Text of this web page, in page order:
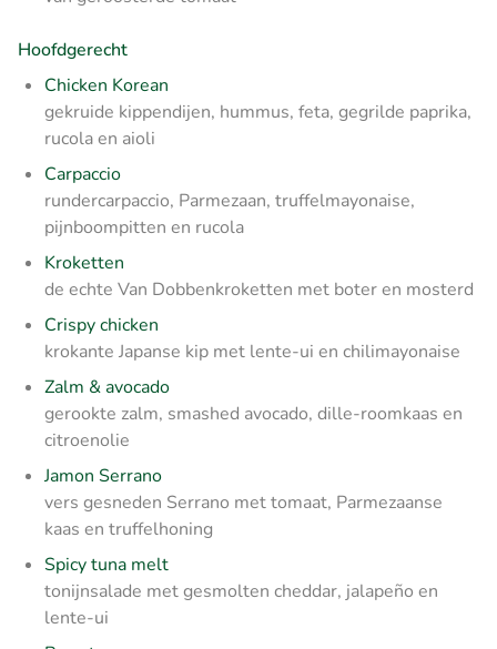
Hoofdgerecht
Chicken Korean
gekruide kippendijen, hummus, feta, gegrilde paprika,
rucola en aioli
Carpaccio
rundercarpaccio, Parmezaan, truffelmayonaise,
pijnboompitten en rucola
Kroketten
de echte Van Dobbenkroketten met boter en mosterd
Crispy chicken
krokante Japanse kip met lente-ui en chilimayonaise
Zalm & avocado
gerookte zalm, smashed avocado, dille-roomkaas en
citroenolie
Jamon Serrano
vers gesneden Serrano met tomaat, Parmezaanse
kaas en truffelhoning
Spicy tuna melt
tonijnsalade met gesmolten cheddar, jalapeño en
lente-ui